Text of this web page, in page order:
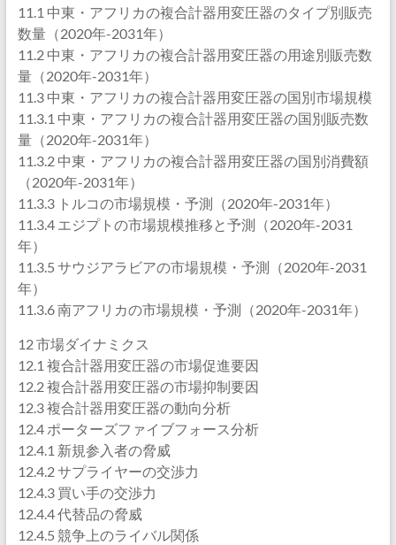
11.1 中東・アフリカの複合計器用変圧器のタイプ別販売
数量（2020年-2031年）
11.2 中東・アフリカの複合計器用変圧器の用途別販売数
量（2020年-2031年）
11.3 中東・アフリカの複合計器用変圧器の国別市場規模
11.3.1 中東・アフリカの複合計器用変圧器の国別販売数
量（2020年-2031年）
11.3.2 中東・アフリカの複合計器用変圧器の国別消費額
（2020年-2031年）
11.3.3 トルコの市場規模・予測（2020年-2031年）
11.3.4 エジプトの市場規模推移と予測（2020年-2031
年）
11.3.5 サウジアラビアの市場規模・予測（2020年-2031
年）
11.3.6 南アフリカの市場規模・予測（2020年-2031年）
12 市場ダイナミクス
12.1 複合計器用変圧器の市場促進要因
12.2 複合計器用変圧器の市場抑制要因
12.3 複合計器用変圧器の動向分析
12.4 ポーターズファイブフォース分析
12.4.1 新規参入者の脅威
12.4.2 サプライヤーの交渉力
12.4.3 買い手の交渉力
12.4.4 代替品の脅威
12.4.5 競争上のライバル関係